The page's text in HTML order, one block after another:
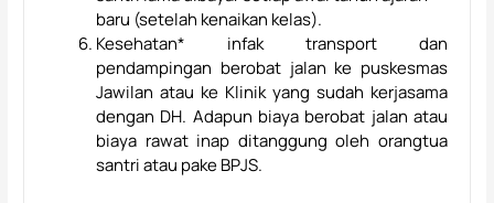
baru (setelah kenaikan kelas).
Kesehatan* infak transport dan
pendampingan berobat jalan ke puskesmas
Jawilan atau ke Klinik yang sudah kerjasama
dengan DH. Adapun biaya berobat jalan atau
biaya rawat inap ditanggung oleh orangtua
santri atau pake BPJS.